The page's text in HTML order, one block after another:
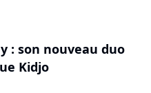
: son nouveau duo
Kidjo